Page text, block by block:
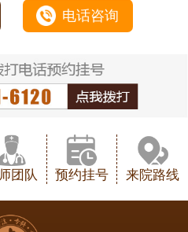
电话咨询
团队 预约挂号 来院路线